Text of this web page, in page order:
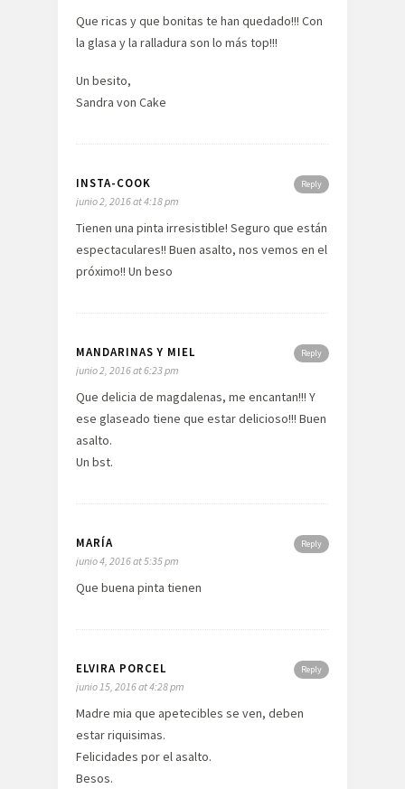
Que ricas y que bonitas te han quedado!!! Con
la glasa y la ralladura son lo más top!!!
Un besito,
Sandra von Cake
Reply
INSTA-COOK
junio 2, 2016 at 4:18 pm
Tienen una pinta irresistible! Seguro que están
espectaculares!! Buen asalto, nos vemos en el
próximo!! Un beso
Reply
MANDARINAS Y MIEL
junio 2, 2016 at 6:23 pm
Que delicia de magdalenas, me encantan!!! Y
ese glaseado tiene que estar delicioso!!! Buen
asalto.
Un bst.
Reply
MARÍA
junio 4, 2016 at 5:35 pm
Que buena pinta tienen
Reply
ELVIRA PORCEL
junio 15, 2016 at 4:28 pm
Madre mia que apetecibles se ven, deben
estar riquisimas.
Felicidades por el asalto.
Besos.